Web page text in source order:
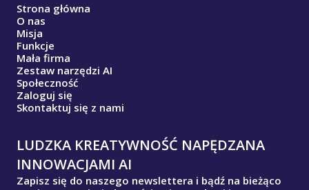
Strona główna
O nas
Misja
Funkcje
Mała firma
Zestaw narzędzi AI
Społeczność
Zaloguj się
Skontaktuj się z nami
LUDZKA KREATYWNOŚĆ NAPĘDZANA
INNOWACJAMI AI
Zapisz się do naszego newslettera i bądź na bieżąco